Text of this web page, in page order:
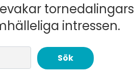
tornedalingars
intressen.